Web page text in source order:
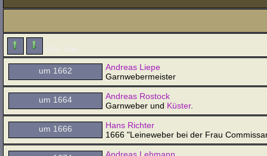
um 1662
Andreas Liepe
Garnwebermeister
um 1664
Andreas Rostock
Garnweber und Küster.
um 1666
Hans Richter
1666 "Leineweber bei der Frau